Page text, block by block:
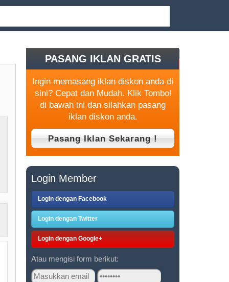
PASANG IKLAN GRATIS
Ingin memasang iklan diskon anda di
sini? Cepat dan Mudah. Klik Tombol
di bawah ini dan silahkan pasang
iklan diskon anda.
Login Member
Login dengan Facebook
Login dengan Twitter
Login dengan Google+
Atau mengisi form berikut: